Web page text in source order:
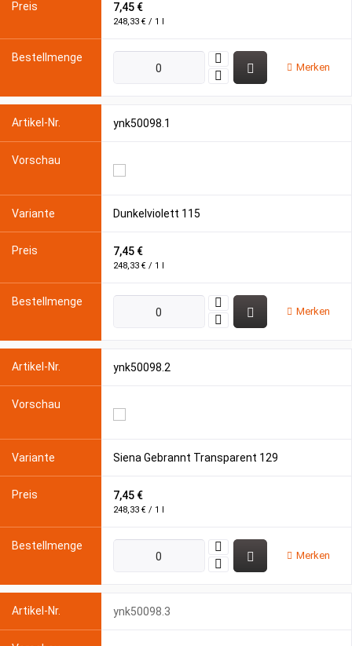
7,45 €
248,33 € / 1 l
Merken
ynk50098.1
Dunkelviolett 115
7,45 €
248,33 € / 1 l
Merken
ynk50098.2
Siena Gebrannt Transparent 129
7,45 €
248,33 € / 1 l
Merken
ynk50098.3